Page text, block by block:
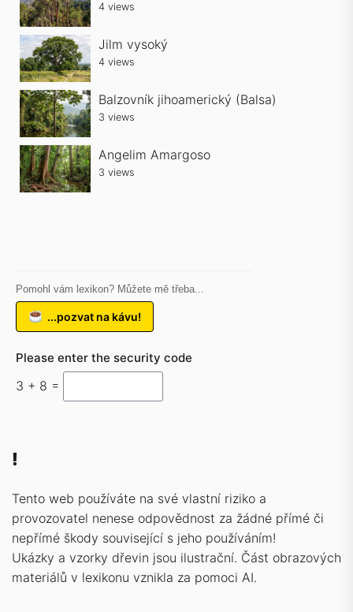
4 views
Jilm vysoký
4 views
Balzovník jihoamerický (Balsa)
3 views
Angelim Amargoso
3 views
Pomohl vám lexikon? Můžete mě třeba...
...pozvat na kávu!
Please enter the security code
3 + 8 =
!
Tento web používáte na své vlastní riziko a
provozovatel nenese odpovědnost za žádné přímé či
nepřímé škody související s jeho používáním!
Ukázky a vzorky dřevin jsou ilustrační. Část obrazových
materiálů v lexikonu vznikla za pomoci AI.